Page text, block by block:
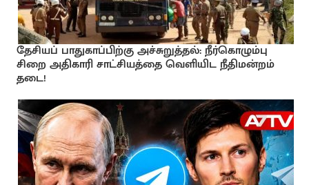
தேசியப் பாதுகாப்பிற்கு அச்சுறுத்தல்: நீர்கொழும்பு
சிறை அதிகாரி சாட்சியத்தை வெளியிட நீதிமன்றம்
தடை!